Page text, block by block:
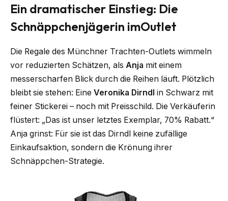
Ein dramatischer Einstieg: Die
Schnäppchenjägerin imOutlet
Die Regale des Münchner Trachten-Outlets wimmeln
vor reduzierten Schätzen, als Anja mit einem
messerscharfen Blick durch die Reihen läuft. Plötzlich
bleibt sie stehen: Eine Veronika Dirndl in Schwarz mit
feiner Stickerei – noch mit Preisschild. Die Verkäuferin
flüstert: „Das ist unser letztes Exemplar, 70% Rabatt.“
Anja grinst: Für sie ist das Dirndl keine zufällige
Einkaufsaktion, sondern die Krönung ihrer
Schnäppchen-Strategie.